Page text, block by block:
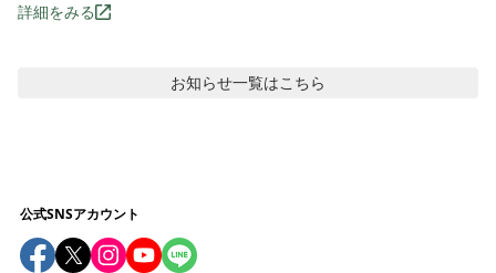
詳細をみる
お知らせ一覧はこちら
公式SNSアカウント